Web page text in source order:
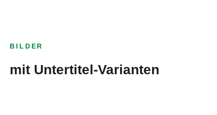
BILDER
mit Untertitel-Varianten